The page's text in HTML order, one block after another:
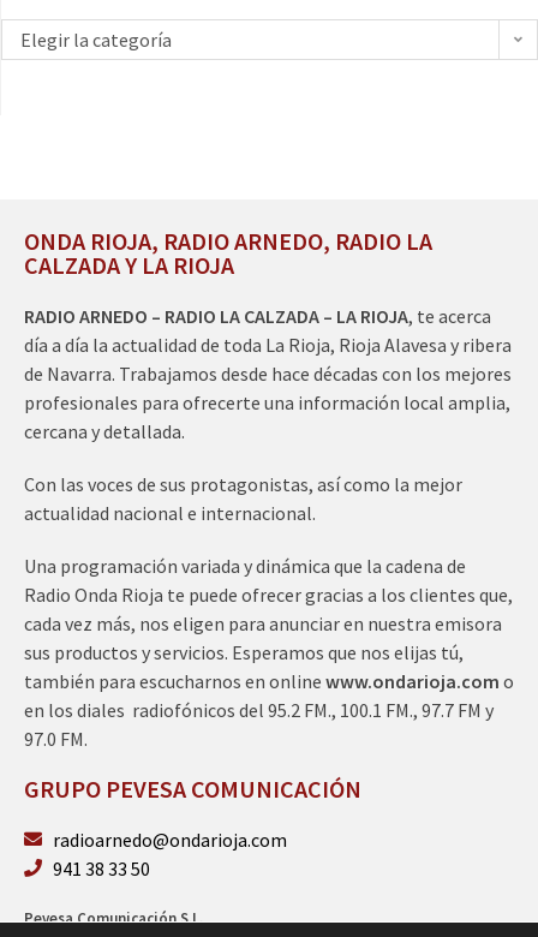
Elegir la categoría
ONDA RIOJA, RADIO ARNEDO, RADIO LA
CALZADA Y LA RIOJA
RADIO ARNEDO – RADIO LA CALZADA – LA RIOJA, te acerca
día a día la actualidad de toda La Rioja, Rioja Alavesa y ribera
de Navarra. Trabajamos desde hace décadas con los mejores
profesionales para ofrecerte una información local amplia,
cercana y detallada.
Con las voces de sus protagonistas, así como la mejor
actualidad nacional e internacional.
Una programación variada y dinámica que la cadena de
Radio Onda Rioja te puede ofrecer gracias a los clientes que,
cada vez más, nos eligen para anunciar en nuestra emisora
sus productos y servicios. Esperamos que nos elijas tú,
también para escucharnos en online www.ondarioja.com o
en los diales radiofónicos del 95.2 FM., 100.1 FM., 97.7 FM y
97.0 FM.
GRUPO PEVESA COMUNICACIÓN
radioarnedo@ondarioja.com
941 38 33 50
Pevesa Comunicación S.L.